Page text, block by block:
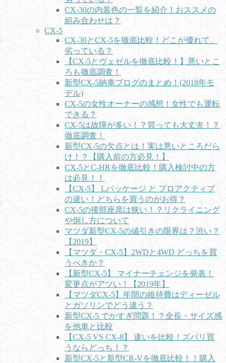
CX-30の内装色の一覧を紹介！おススメの
組み合わせは？
CX-5
CX-30とCX-5を徹底比較！どこが優れて、
劣っている？
【CX-5とヴェゼルを徹底比較！】悪いとこ
ろも徹底調査！
新型CX-5納車ブログのまとめ！(2018年モ
デル)
CX-5の女性オーナーの感想！女性でも運転
できる？
CX-5は故障が多い！？買っても大丈夫！？
徹底調査！
新型CX-5の欠点とは！実は悪いところだら
け！？【購入前の方必見！】
CX-5とC-HRを徹底比較！購入検討中の方
は必見！！
【CX-5】 Lパッケージ と プロアクティブ
の違い！どちらを買うのがお得？
CX-5の後部座席は狭い！？リクライニング
や倒し方について
マツダ新型CX-5の値引きの限界は？渋い？
【2019】
【マツダ・CX-5】2WDと4WD どっちを買
うべきか？
【新型CX-5】 マイナーチェンジを発表！
変更点がアツい！【2019年】
【マツダCX-5】年間の維持費はディーゼル
とガソリンでどう違う？
新型CX-5 でかすぎ問題！？全長・サイズ感
を他車と比較
【CX-5 VS CX-8】 違いを比較！ズバリ買
うならどっち！？
新型CX-5と新型CR-Vを徹底比較！！購入